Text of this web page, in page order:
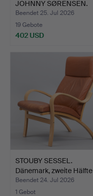
JOHNNY SØRENSEN.
Sessel, ei…
Beendet 25. Jul 2026
19 Gebote
402 USD
STOUBY SESSEL.
Dänemark, zweite Hälfte
des…
Beendet 24. Jul 2026
1 Gebot